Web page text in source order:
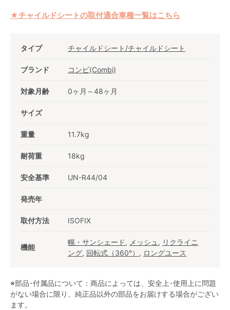
★チャイルドシートの取付適合車種一覧はこちら
タイプ チャイルドシート/チャイルドシート
ブランド コンビ(Combi)
対象月齢 0ヶ月～48ヶ月
サイズ
重量 11.7kg
耐荷重 18kg
安全基準 UN-R44/04
発売年
取付方法 ISOFIX
機能
幌・サンシェード, メッシュ , リクライニ
ング, 回転式（360°） , ロングユース
※部品･付属品について：商品によっては、安全上･使用上に問題
がない場合に限り、純正品以外の部品をお届けする場合がござい
ます。